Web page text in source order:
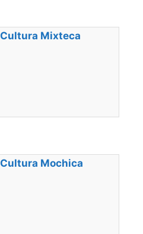
Cultura Mixteca
Cultura Mochica